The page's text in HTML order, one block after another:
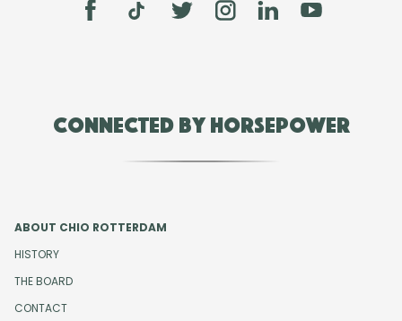
Connected by Horsepower
ABOUT CHIO ROTTERDAM
HISTORY
THE BOARD
CONTACT